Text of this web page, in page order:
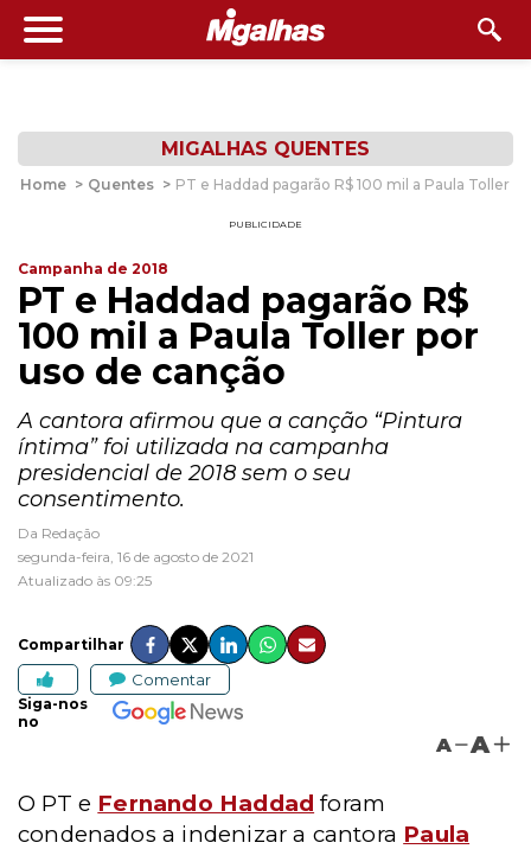
MIGALHAS QUENTES
Home > Quentes > PT e Haddad pagarão R$ 100 mil a Paula Toller
PUBLICIDADE
Campanha de 2018
PT e Haddad pagarão R$
100 mil a Paula Toller por
uso de canção
A cantora afirmou que a canção “Pintura
íntima” foi utilizada na campanha
presidencial de 2018 sem o seu
consentimento.
Da Redação
segunda-feira, 16 de agosto de 2021
Atualizado às 09:25
Compartilhar
Comentar
Siga-nos
no
A A
O PT e Fernando Haddad foram
condenados a indenizar a cantora Paula